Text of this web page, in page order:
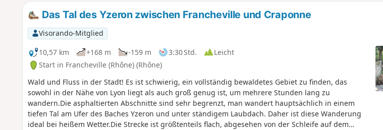
Das Tal des Yzeron zwischen Francheville und Craponne
Visorando-Mitglied
10,57 km
+168 m -159 m 3:30 Std.
Leicht
Start in Francheville (Rhône) (Rhône)
Wald und Fluss in der Stadt! Es ist schwierig, ein vollständig bewaldetes Gebiet zu finden, das
sowohl in der Nähe von Lyon liegt als auch groß genug ist, um mehrere Stunden lang zu
wandern.Die asphaltierten Abschnitte sind sehr begrenzt, man wandert hauptsächlich in einem
tiefen Tal am Ufer des Baches Yzeron und unter ständigem Laubdach. Daher ist diese Wanderung
ideal bei heißem Wetter.Die Strecke ist größtenteils flach, abgesehen von der Schleife auf dem